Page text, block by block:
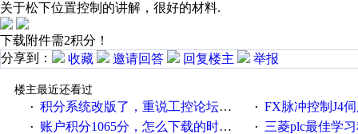
关于松下位置控制的讲解，很好的材料.
下载附件需2积分！
分享到：
收藏 邀请回答 回复楼主 举报
楼主最近还看过
· 积分系统改版了，重说工控论坛积分那点事儿…… · FX脉冲控制J4伺服
· 账户积分1065分，怎么下载的时候提示积分不足，什么意思 · 三菱plc最佳学习程序，伺服控制，各